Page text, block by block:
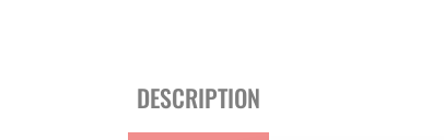
DESCRIPTION